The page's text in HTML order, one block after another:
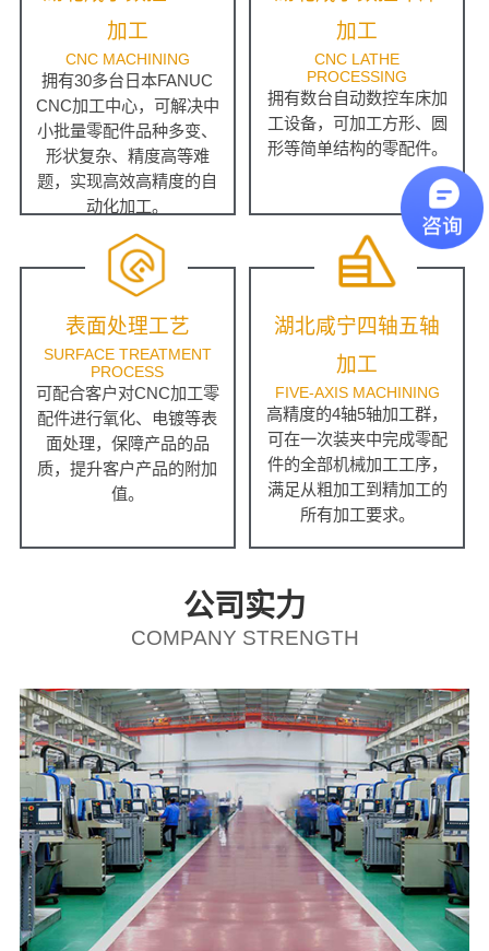
加工
CNC MACHINING
拥有30多台日本FANUC
CNC加工中心，可解决中
小批量零配件品种多变、
形状复杂、精度高等难
题，实现高效高精度的自
动化加工。
加工
CNC LATHE
PROCESSING
拥有数台自动数控车床加
工设备，可加工方形、圆
形等简单结构的零配件。
表面处理工艺
SURFACE TREATMENT
PROCESS
可配合客户对CNC加工零
配件进行氧化、电镀等表
面处理，保障产品的品
质，提升客户产品的附加
值。
湖北咸宁四轴五轴
加工
FIVE-AXIS MACHINING
高精度的4轴5轴加工群，
可在一次装夹中完成零配
件的全部机械加工工序，
满足从粗加工到精加工的
所有加工要求。
公司实力
COMPANY STRENGTH